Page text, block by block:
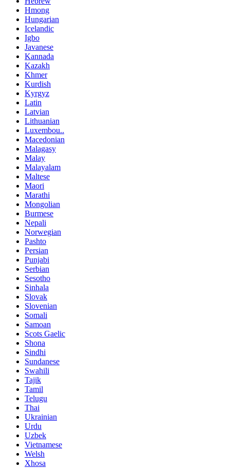
Hmong
Hungarian
Icelandic
Igbo
Javanese
Kannada
Kazakh
Khmer
Kurdish
Kyrgyz
Latin
Latvian
Lithuanian
Luxembou..
Macedonian
Malagasy
Malay
Malayalam
Maltese
Maori
Marathi
Mongolian
Burmese
Nepali
Norwegian
Pashto
Persian
Punjabi
Serbian
Sesotho
Sinhala
Slovak
Slovenian
Somali
Samoan
Scots Gaelic
Shona
Sindhi
Sundanese
Swahili
Tajik
Tamil
Telugu
Thai
Ukrainian
Urdu
Uzbek
Vietnamese
Welsh
Xhosa